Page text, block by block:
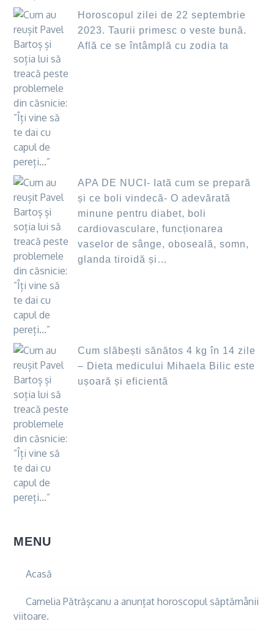
Horoscopul zilei de 22 septembrie
2023. Taurii primesc o veste bună.
Află ce se întâmplă cu zodia ta
APA DE NUCI- Iată cum se prepară
și ce boli vindecă- O adevărată
minune pentru diabet, boli
cardiovasculare, funcționarea
vaselor de sânge, oboseală, somn,
glanda tiroidă și…
Cum slăbești sănătos 4 kg în 14 zile
– Dieta medicului Mihaela Bilic este
ușoară și eficientă
MENU
Acasă
Camelia Pătrășcanu a anunțat horoscopul săptămânii
viitoare.